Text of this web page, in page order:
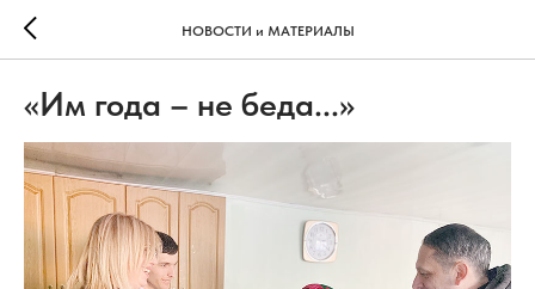
НОВОСТИ и МАТЕРИАЛЫ
«Им года – не беда...»